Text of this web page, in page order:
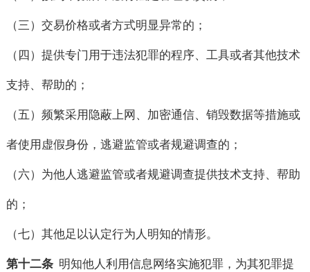
（三）交易价格或者方式明显异常的；
（四）提供专门用于违法犯罪的程序、工具或者其他技术
支持、帮助的；
（五）频繁采用隐蔽上网、加密通信、销毁数据等措施或
者使用虚假身份，逃避监管或者规避调查的；
（六）为他人逃避监管或者规避调查提供技术支持、帮助
的；
（七）其他足以认定行为人明知的情形。
第十二条 明知他人利用信息网络实施犯罪，为其犯罪提